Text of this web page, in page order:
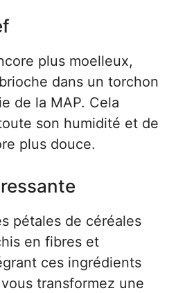
plus moelleux,
dans un torchon
de la MAP. Cela
son humidité et de
plus douce.
pétales de céréales
en fibres et
ces ingrédients
transformez une